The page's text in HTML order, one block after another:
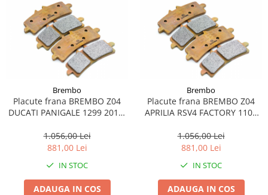
Brembo
Placute frana BREMBO Z04
DUCATI PANIGALE 1299 2015-
1.056,00 Lei
881,00 Lei
IN STOC
ADAUGA IN COS
Brembo
Placute frana BREMBO Z04
APRILIA RSV4 FACTORY 1100
1.056,00 Lei
881,00 Lei
IN STOC
ADAUGA IN COS